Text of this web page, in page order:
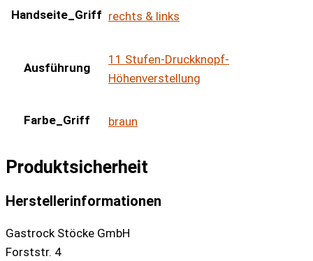
Handseite_Griff rechts & links
Ausführung
11 Stufen-Druckknopf-
Höhenverstellung
Farbe_Griff braun
Produktsicherheit
Herstellerinformationen
Gastrock Stöcke GmbH
Forststr. 4